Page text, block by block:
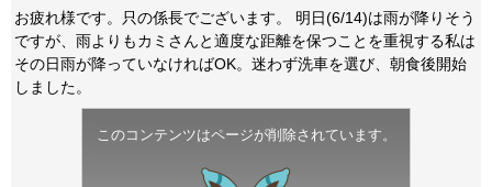
お疲れ様です。只の係長でございます。 明日(6/14)は雨が降りそう
ですが、雨よりもカミさんと適度な距離を保つことを重視する私は
その日雨が降っていなければOK。迷わず洗車を選び、朝食後開始
しました。
このコンテンツはページが削除されています。